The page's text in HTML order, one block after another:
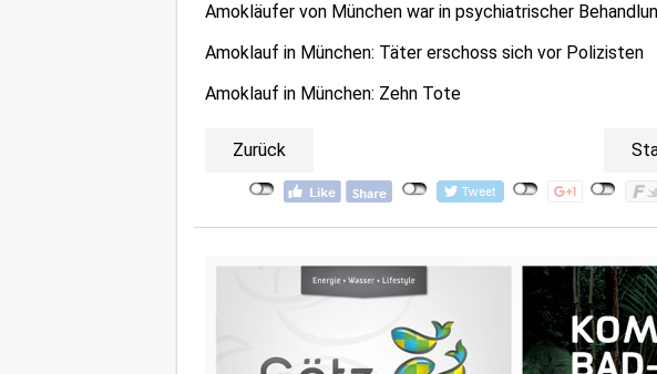
Amokläufer von München war in psychiatrischer
Amoklauf in München: Täter erschoss sich vor Polizisten
Amoklauf in München: Zehn Tote
Zurück